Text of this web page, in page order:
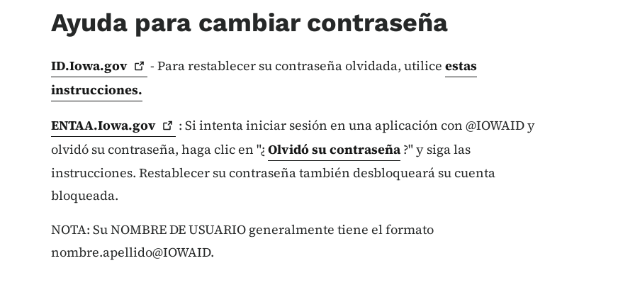
Ayuda para cambiar contraseña
ID.Iowa.gov - Para restablecer su contraseña olvidada, utiliceestas
instrucciones.
ENTAA.Iowa.gov
: Si intenta iniciar sesión en una aplicación con @IOWAID y
olvidó su contraseña, haga clic en "¿ Olvidó su contraseña ?" y siga las
instrucciones. Restablecer su contraseña también desbloqueará su cuenta
bloqueada.
NOTA: Su NOMBRE DE USUARIO generalmente tiene el formato
nombre.apellido@IOWAID.